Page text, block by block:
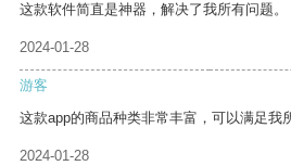
这款软件简直是神器，解决了我所有问题。
2024-01-28
游客
这款app的商品种类非常丰富，可以满足我
2024-01-28